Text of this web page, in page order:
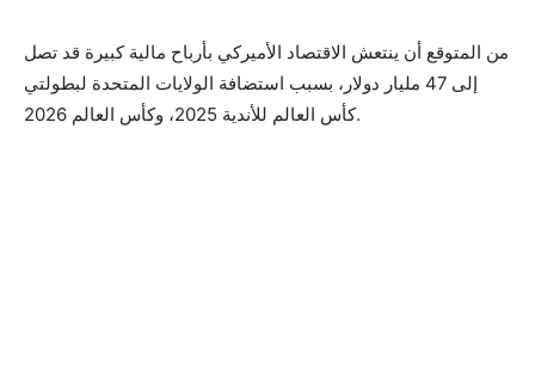
من المتوقع أن ينتعش الاقتصاد الأميركي بأرباح مالية كبيرة قد تصل
إلى 47 مليار دولار، بسبب استضافة الولايات المتحدة لبطولتي
كأس العالم للأندية 2025، وكأس العالم 2026.